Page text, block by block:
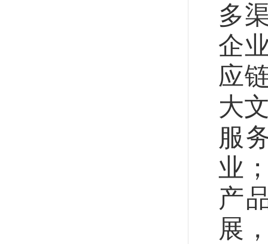
多
企
应
大
服
业
产
展